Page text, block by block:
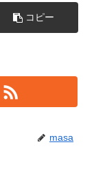
コピー
masa